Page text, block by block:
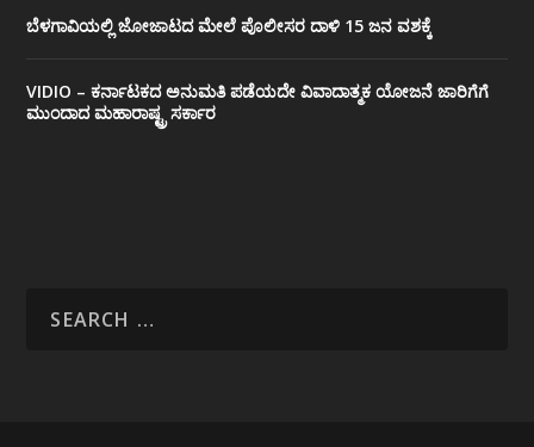
ಬೆಳಗಾವಿಯಲ್ಲಿ ಜೋಜಾಟದ ಮೇಲೆ ಪೊಲೀಸರ ದಾಳಿ 15 ಜನ ವಶಕ್ಕೆ
VIDIO – ಕರ್ನಾಟಕದ ಅನುಮತಿ ಪಡೆಯದೇ ವಿವಾದಾತ್ಮಕ ಯೋಜನೆ ಜಾರಿಗೆಗೆ
ಮುಂದಾದ ಮಹಾರಾಷ್ಟ್ರ ಸರ್ಕಾರ